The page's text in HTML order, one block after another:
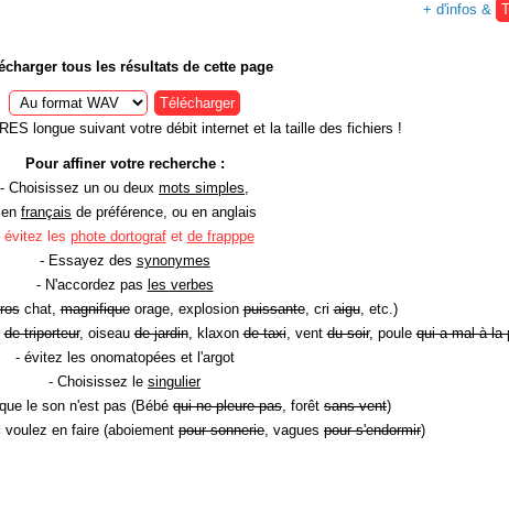
+ d'infos &
tous les résultats de cette page
Télécharger
longue suivant votre débit internet et la taille des fichiers !
Pour affiner votre recherche :
- Choisissez un ou deux mots simples,
français de préférence, ou en anglais
évitez les phote dortografet de frapppe
- Essayez des synonymes
- N'accordez pas les verbes
chat,magnifiqueorage, explosionpuissante, criaigu, etc.)
de triporteur, oiseaude jardin, klaxonde taxi, ventdu soir, poulequi a mal à la
- évitez les onomatopées et l'argot
- Choisissez le singulier
le son n'est pas (Bébé qui ne pleure pas, forêt sans vent)
en faire (aboiement pour sonnerie, vagues pour s'endormir)